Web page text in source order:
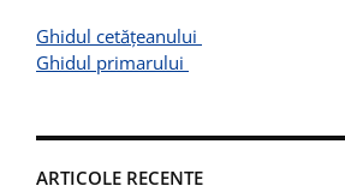
Ghidul cetățeanului
Ghidul primarului
ARTICOLE RECENTE